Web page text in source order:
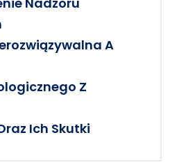
A
Z
Ich Skutki